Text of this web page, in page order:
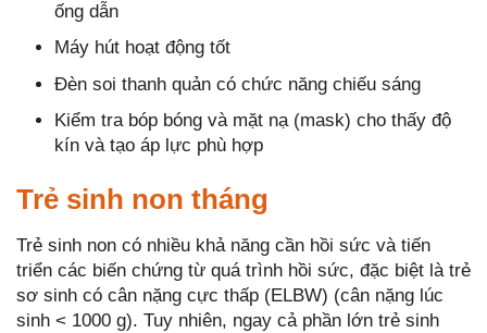
ống dẫn
Máy hút hoạt động tốt
Đèn soi thanh quản có chức năng chiếu sáng
Kiểm tra bóp bóng và mặt nạ (mask) cho thấy độ
kín và tạo áp lực phù hợp
Trẻ sinh non tháng
Trẻ sinh non có nhiều khả năng cần hồi sức và tiến
triển các biến chứng từ quá trình hồi sức, đặc biệt là trẻ
sơ sinh có cân nặng cực thấp (ELBW) (cân nặng lúc
sinh < 1000 g). Tuy nhiên, ngay cả phần lớn trẻ sinh